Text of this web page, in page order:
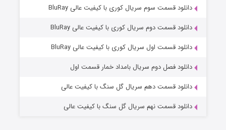
وستی ها
قسمت۱ (زیرنویس) منتشر شد
دانلود قسمت سوم سریال کوری با کیفیت عالی BluRay
دانلود قسمت دوم سریال کوری با کیفیت عالی BluRay
دانلود قسمت اول سریال کوری با کیفیت عالی BluRay
دانلود فصل دوم سریال بامداد خمار قسمت اول
دانلود قسمت دهم سریال گل سنگ با کیفیت عالی
دانلود قسمت نهم سریال گل سنگ با کیفیت عالی